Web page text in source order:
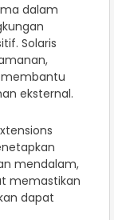
dalam
Solaris
eksternal.
mendalam,
memastikan
dapat